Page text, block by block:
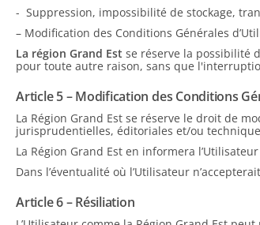
- Suppression, impossibilité de stockage,
– Modification des Conditions Générales
La région Grand Est se réserve la possibilité
pour toute autre raison, sans que
Article 5 – Modification des Conditions
La Région Grand Est se réserve le droit de
jurisprudentielles, éditoriales et/ou
La Région Grand Est en informera
Dans l’éventualité où l’Utilisateur
Article 6 – Résiliation